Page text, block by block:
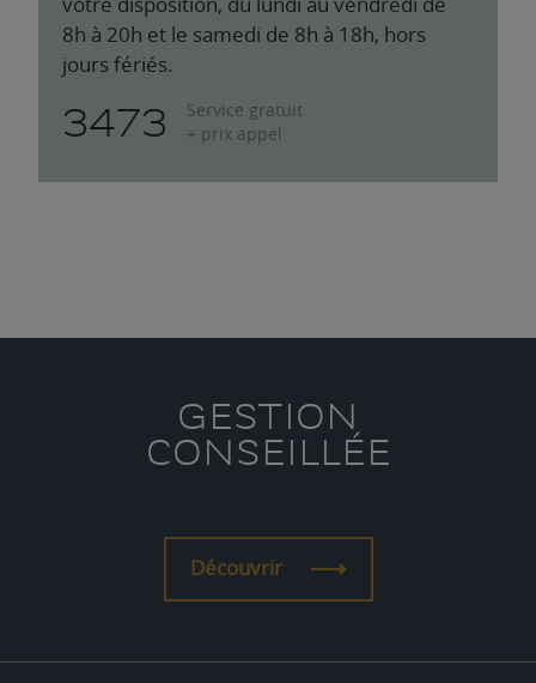
8h à 20h et le samedi de 8h à 18h, hors
jours fériés.
3473
Service gratuit
+ prix appel
GESTION
CONSEILLÉE
Découvrir